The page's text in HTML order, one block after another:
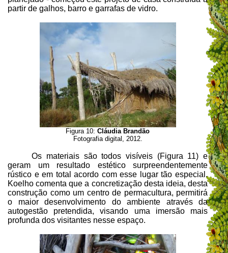
partir de galhos, barro e garrafas de vidro.
Figura 10: Cláudia Brandão
Fotografia digital, 2012.
Os materiais são todos visíveis (Figura 11) e
geram um resultado estético surpreendentemente
rústico e em total acordo com esse lugar tão especial.
Koelho comenta que a concretização desta ideia, desta
construção como um centro de permacultura, permitirá
o maior desenvolvimento do ambiente através da
autogestão pretendida, visando uma imersão mais
profunda dos visitantes nesse espaço.